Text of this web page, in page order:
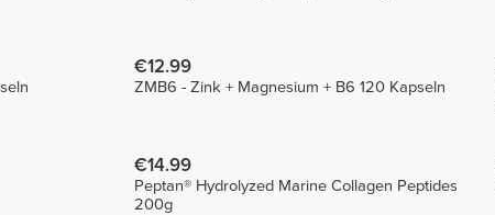
€12.99
ZMB6 - Zink + Magnesium + B6 120 Kapseln
€14.99
Peptan® Hydrolyzed Marine Collagen Peptides
200g